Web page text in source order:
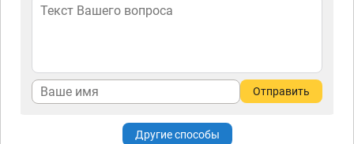
Отправить
Другие способы